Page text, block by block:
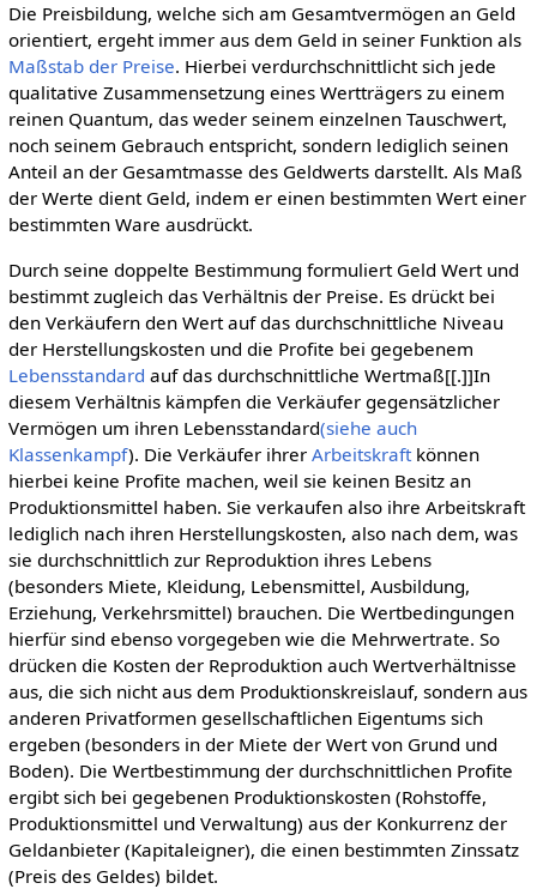
Die Preisbildung, welche sich am Gesamtvermögen an Geld
orientiert, ergeht immer aus dem Geld in seiner Funktion als
Maßstab der Preise. Hierbei verdurchschnittlicht sich jede
qualitative Zusammensetzung eines Wertträgers zu einem
reinen Quantum, das weder seinem einzelnen Tauschwert,
noch seinem Gebrauch entspricht, sondern lediglich seinen
Anteil an der Gesamtmasse des Geldwerts darstellt. Als Maß
der Werte dient Geld, indem er einen bestimmten Wert einer
bestimmten Ware ausdrückt.
Durch seine doppelte Bestimmung formuliert Geld Wert und
bestimmt zugleich das Verhältnis der Preise. Es drückt bei
den Verkäufern den Wert auf das durchschnittliche Niveau
der Herstellungskosten und die Profite bei gegebenem
Lebensstandard auf das durchschnittliche Wertmaß[[.]]In
diesem Verhältnis kämpfen die Verkäufer gegensätzlicher
Vermögen um ihren Lebensstandard(siehe auch
Klassenkampf). Die Verkäufer ihrer Arbeitskraftkönnen
hierbei keine Profite machen, weil sie keinen Besitz an
Produktionsmittel haben. Sie verkaufen also ihre Arbeitskraft
lediglich nach ihren Herstellungskosten, also nach dem, was
sie durchschnittlich zur Reproduktion ihres Lebens
(besonders Miete, Kleidung, Lebensmittel, Ausbildung,
Erziehung, Verkehrsmittel) brauchen. Die Wertbedingungen
hierfür sind ebenso vorgegeben wie die Mehrwertrate. So
drücken die Kosten der Reproduktion auch Wertverhältnisse
aus, die sich nicht aus dem Produktionskreislauf, sondern aus
anderen Privatformen gesellschaftlichen Eigentums sich
ergeben (besonders in der Miete der Wert von Grund und
Boden). Die Wertbestimmung der durchschnittlichen Profite
ergibt sich bei gegebenen Produktionskosten (Rohstoffe,
Produktionsmittel und Verwaltung) aus der Konkurrenz der
Geldanbieter (Kapitaleigner), die einen bestimmten Zinssatz
(Preis des Geldes) bildet.